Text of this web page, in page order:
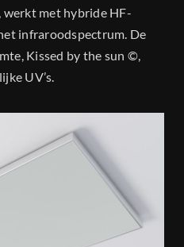
, werkt met hybride HF-
infraroodspectrum. De
Kissed by the sun ©,
UV’s.